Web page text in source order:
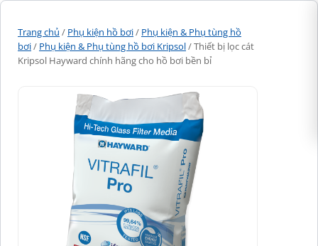
Trang chủ / Phụ kiện hồ bơi/ Phụ kiện & Phụ tùng hồ
bơi/ Phụ kiện & Phụ tùng hồ bơi Kripsol/ Thiết bị lọc cát
Kripsol Hayward chính hãng cho hồ bơi bền bỉ